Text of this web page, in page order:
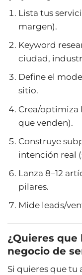
Lista tus
margen).
Keyword
ciudad,
Define el
sitio.
Crea/optimiza
que venden).
Construye
intención real
Lanza 8–12
pilares.
Mide leads/
¿Quieres que
negocio de
Si quieres que tu